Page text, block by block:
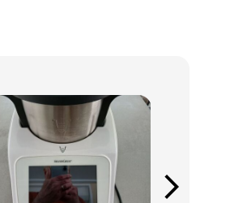
arrow_forward_ios